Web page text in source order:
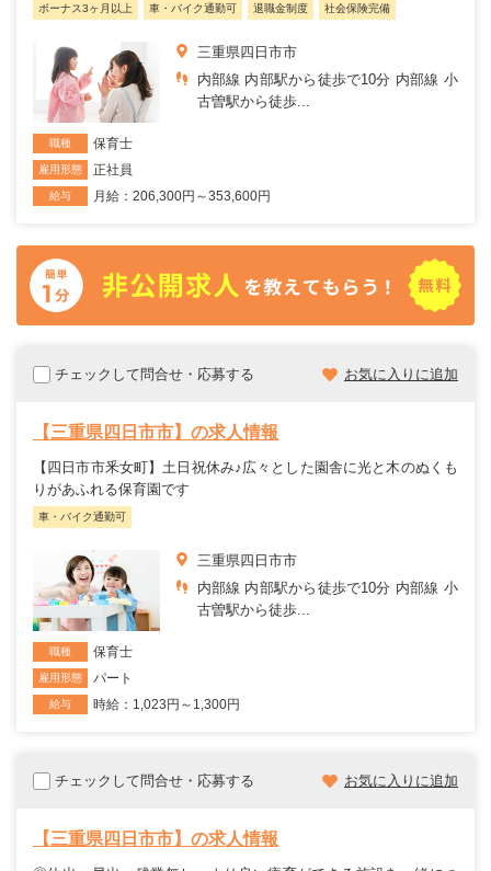
ボーナス3ヶ月以上 車・バイク通勤可 退職金制度 社会保険完備
三重県四日市市
内部線 内部駅から徒歩で10分 内部線 小
古曽駅から徒歩...
職種 保育士
雇用形態 正社員
給与 月給：206,300円～353,600円
チェックして問合せ・応募する お気に入りに追加
【三重県四日市市】の求人情報
【四日市市釆女町】土日祝休み♪広々とした園舎に光と木のぬくも
りがあふれる保育園です
車・バイク通勤可
三重県四日市市
内部線 内部駅から徒歩で10分 内部線 小
古曽駅から徒歩...
職種 保育士
雇用形態 パート
給与 時給：1,023円～1,300円
チェックして問合せ・応募する お気に入りに追加
【三重県四日市市】の求人情報